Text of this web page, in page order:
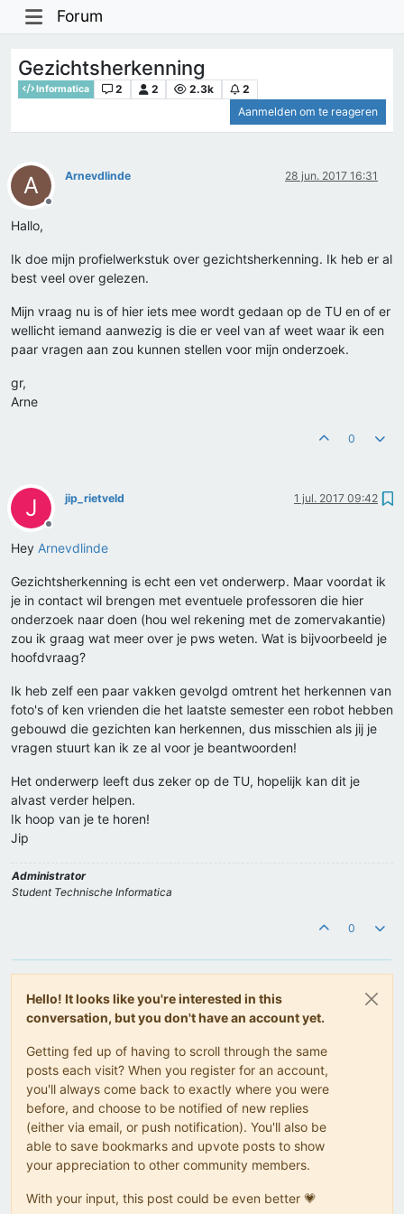
Forum
Gezichtsherkenning
Informatica 2 2 2.3k
2
Aanmelden om te reageren
A
Offline
Arnevdlinde 28 jun. 2017 16:31
Hallo,
Ik doe mijn profielwerkstuk over gezichtsherkenning. Ik heb er al
best veel over gelezen.
Mijn vraag nu is of hier iets mee wordt gedaan op de TU en of er
wellicht iemand aanwezig is die er veel van af weet waar ik een
paar vragen aan zou kunnen stellen voor mijn onderzoek.
gr,
Arne
0
J
Offline
jip_rietveld 1 jul. 2017 09:42
Hey Arnevdlinde
Gezichtsherkenning is echt een vet onderwerp. Maar voordat ik
je in contact wil brengen met eventuele professoren die hier
onderzoek naar doen (hou wel rekening met de zomervakantie)
zou ik graag wat meer over je pws weten. Wat is bijvoorbeeld je
hoofdvraag?
Ik heb zelf een paar vakken gevolgd omtrent het herkennen van
foto's of ken vrienden die het laatste semester een robot hebben
gebouwd die gezichten kan herkennen, dus misschien als jij je
vragen stuurt kan ik ze al voor je beantwoorden!
Het onderwerp leeft dus zeker op de TU, hopelijk kan dit je
alvast verder helpen.
Ik hoop van je te horen!
Jip
Administrator
Student Technische Informatica
0
Hello! It looks like you're interested in this
conversation, but you don't have an account yet.
Getting fed up of having to scroll through the same
posts each visit? When you register for an account,
you'll always come back to exactly where you were
before, and choose to be notified of new replies
(either via email, or push notification). You'll also be
able to save bookmarks and upvote posts to show
your appreciation to other community members.
With your input, this post could be even better 💗